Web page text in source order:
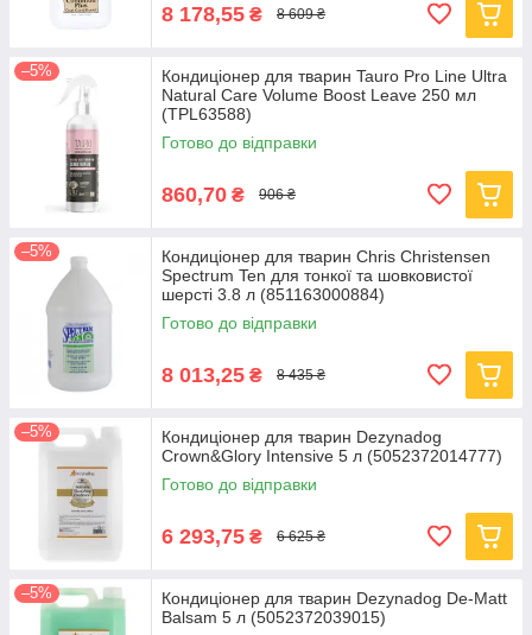
8 178,55 ₴ 8 609 ₴
–5%
Кондиціонер для тварин Tauro Pro Line Ultra
Natural Care Volume Boost Leave 250 мл
(TPL63588)
Готово до відправки
860,70 ₴ 906 ₴
–5%
Кондиціонер для тварин Chris Christensen
Spectrum Ten для тонкої та шовковистої
шерсті 3.8 л (851163000884)
Готово до відправки
8 013,25 ₴ 8 435 ₴
–5%
Кондиціонер для тварин Dezynadog
Crown&Glory Intensive 5 л (5052372014777)
Готово до відправки
6 293,75 ₴ 6 625 ₴
–5%
Кондиціонер для тварин Dezynadog De-Matt
Balsam 5 л (5052372039015)